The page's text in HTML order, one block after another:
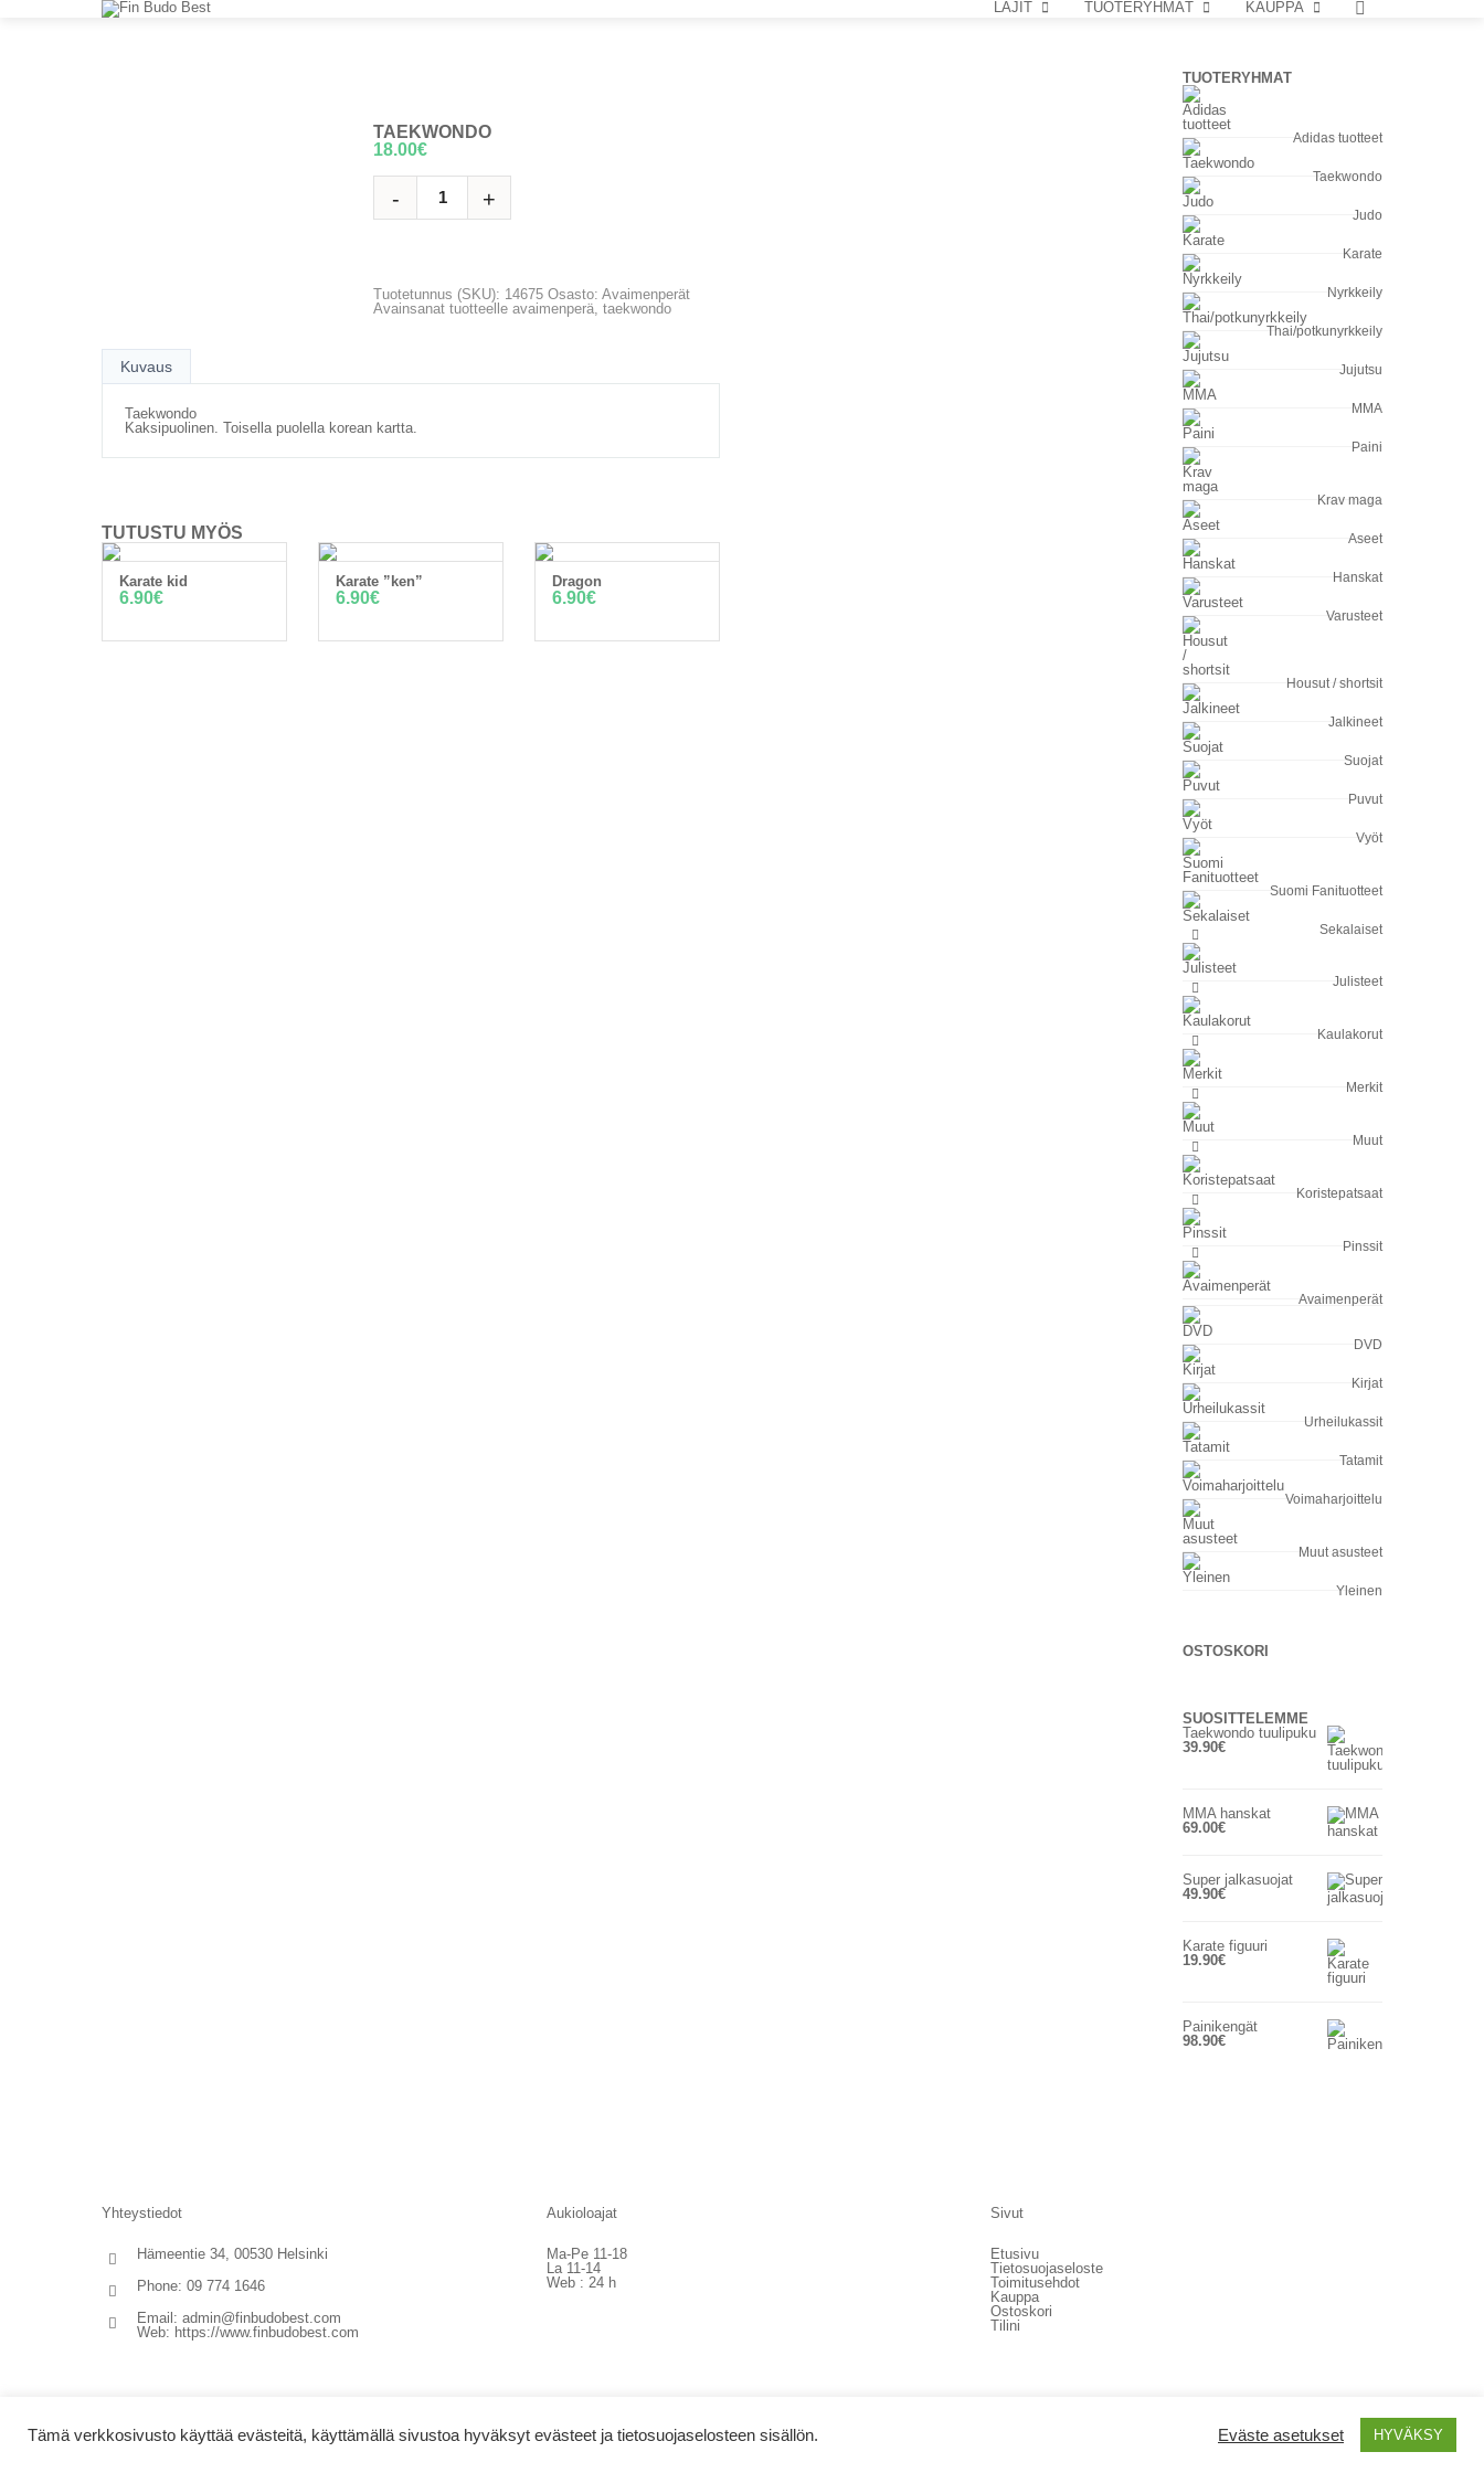
LAJIT TUOTERYHMÄT KAUPPA
TAEKWONDO
18.00€
Tuotetunnus (SKU): 14675 Osasto:Avaimenperät
Avainsanat tuotteelleavaimenperä,taekwondo
Kuvaus
Taekwondo
Kaksipuolinen. Toisella puolella korean kartta.
TUTUSTU MYÖS
LISÄÄ OSTOSKORIIN
Karate kid
6.90€ LISÄÄ OSTOSKORIIN
Karate ”ken”
6.90€ LISÄÄ OSTOSKORIIN
Dragon
6.90€
TUOTERYHMÄT
Adidas tuotteet
Taekwondo
Judo
Karate
Nyrkkeily
Thai/potkunyrkkeily
Jujutsu
MMA
Paini
Krav maga
Aseet
Hanskat
Varusteet
Housut / shortsit
Jalkineet
Suojat
Puvut
Vyöt
Suomi Fanituotteet
Sekalaiset
Julisteet
Kaulakorut
Merkit
Muut
Koristepatsaat
Pinssit
Avaimenperät
DVD
Kirjat
Urheilukassit
Tatamit
Voimaharjoittelu
Muut asusteet
Yleinen
OSTOSKORI
SUOSITTELEMME
Taekwondo tuulipuku
39.90€
MMA hanskat
69.00€
Super jalkasuojat
49.90€
Karate figuuri
19.90€
Painikengät
98.90€
Yhteystiedot
Hämeentie 34, 00530 Helsinki
Phone: 09 774 1646
Email: admin@finbudobest.com
Web: https://www.finbudobest.com
Aukioloajat
Ma-Pe 11-18
La 11-14
Web : 24 h
Sivut
Etusivu
Tietosuojaseloste
Toimitusehdot
Kauppa
Ostoskori
Tilini
© Copyright 2017 Fin Budo Best | Golden Tiger
Tämä verkkosivusto käyttää evästeitä, käyttämällä sivustoa hyväksyt evästeet ja tietosuojaselosteen sisällön. Eväste asetukset HYVÄKSY